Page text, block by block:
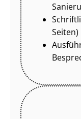
Seiten)